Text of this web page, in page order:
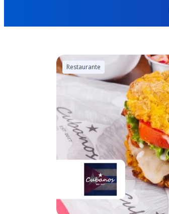
Restaurante